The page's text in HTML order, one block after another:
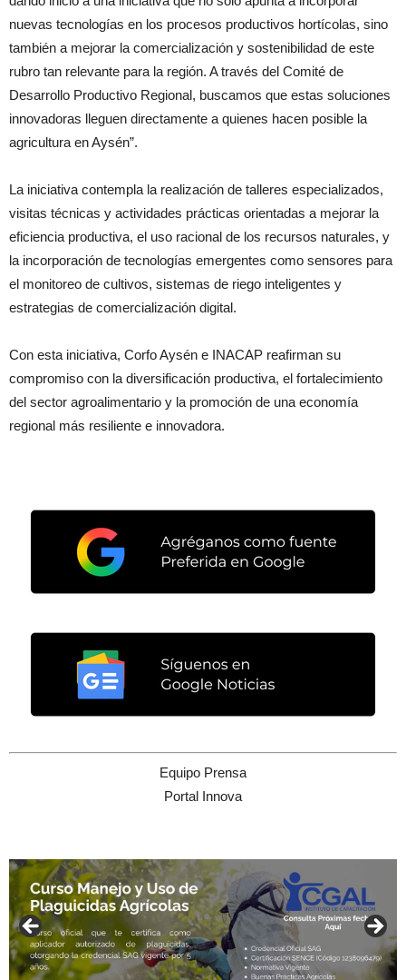
nuevas tecnologías en los procesos productivos hortícolas, sino
también a mejorar la comercialización y sostenibilidad de este
rubro tan relevante para la región. A través del Comité de
Desarrollo Productivo Regional, buscamos que estas soluciones
innovadoras lleguen directamente a quienes hacen posible la
agricultura en Aysén”.
La iniciativa contempla la realización de talleres especializados,
visitas técnicas y actividades prácticas orientadas a mejorar la
eficiencia productiva, el uso racional de los recursos naturales, y
la incorporación de tecnologías emergentes como sensores para
el monitoreo de cultivos, sistemas de riego inteligentes y
estrategias de comercialización digital.
Con esta iniciativa, Corfo Aysén e INACAP reafirman su
compromiso con la diversificación productiva, el fortalecimiento
del sector agroalimentario y la promoción de una economía
regional más resiliente e innovadora.
Equipo Prensa
Portal Innova